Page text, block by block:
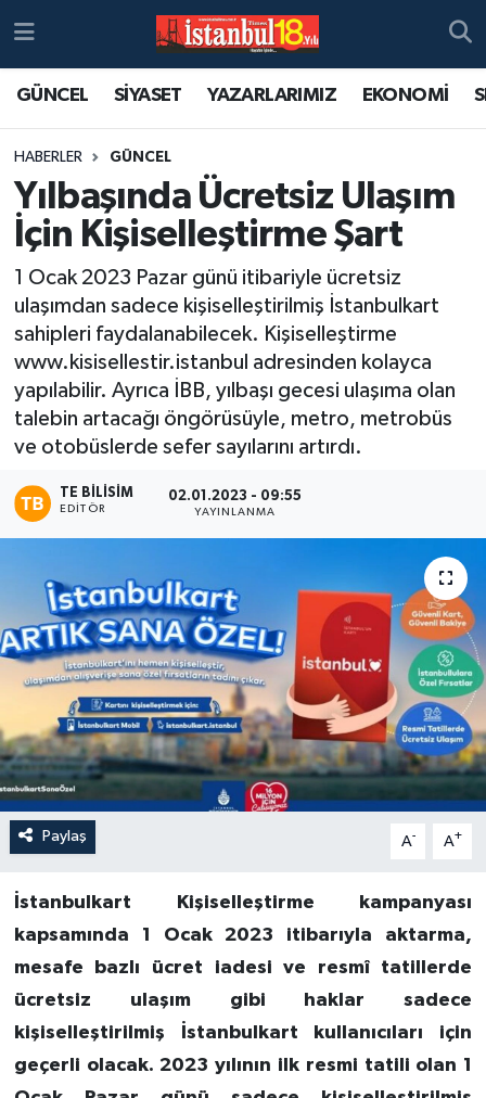
GÜNCEL SİYASET YAZARLARIMIZ EKONOMİ
HABERLER GÜNCEL
Yılbaşında Ücretsiz Ulaşım
İçin Kişiselleştirme Şart
1 Ocak 2023 Pazar günü itibariyle ücretsiz
ulaşımdan sadece kişiselleştirilmiş İstanbulkart
sahipleri faydalanabilecek. Kişiselleştirme
www.kisisellestir.istanbul adresinden kolayca
yapılabilir. Ayrıca İBB, yılbaşı gecesi ulaşıma olan
talebin artacağı öngörüsüyle, metro, metrobüs
ve otobüslerde sefer sayılarını artırdı.
TE BILISIM
EDITÖR
02.01.2023 - 09:55
YAYINLANMA
Paylaş A- A+
İstanbulkart Kişiselleştirme kampanyası
kapsamında 1 Ocak 2023 itibarıyla aktarma,
mesafe bazlı ücret iadesi ve resmî tatillerde
ücretsiz ulaşım gibi haklar sadece
kişiselleştirilmiş İstanbulkart kullanıcıları için
geçerli olacak. 2023 yılının ilk resmi tatili olan 1